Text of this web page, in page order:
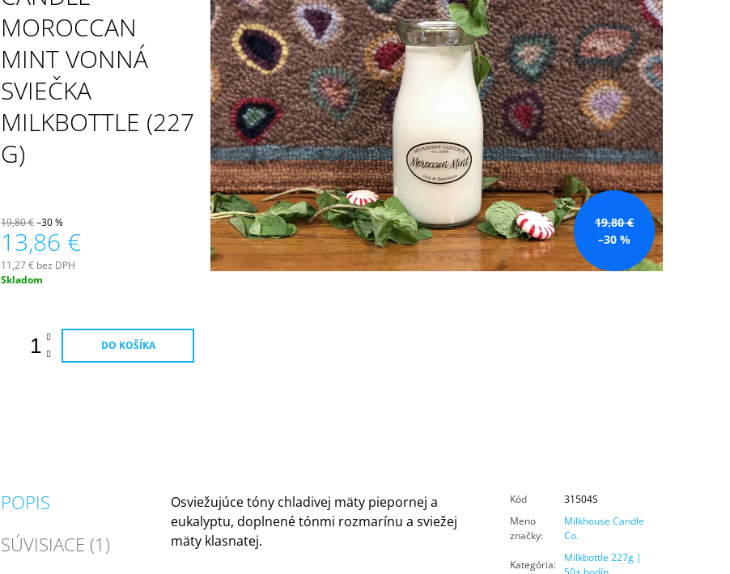
MOROCCAN
MINT VONNÁ
SVIEČKA
MILKBOTTLE (227
G)
19,80 €
–30 %
19,80 €–30 %
13,86 €
11,27 € bez DPH
Jednotková
Skladom
DO KOŠÍKA
POPIS
SÚVISIACE (1)
Osviežujúce tóny chladivej mäty piepornej a
eukalyptu, doplnené tónmi rozmarínu a sviežej
mäty klasnatej.
Kód
31504S
Meno
značky:
Milkhouse Candle
Co.
Kategória:
Milkbottle 227g |
16,90 €
(18OZ / 510G)
51 €